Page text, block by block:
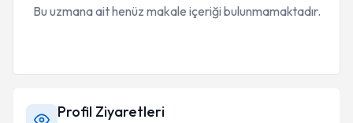
Bu uzmana ait henüz makale içeriği bulunmamaktadır.
Profil Ziyaretleri